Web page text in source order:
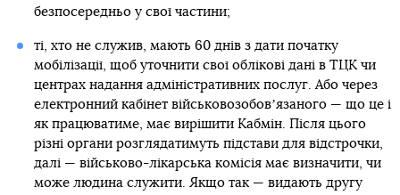
безпосередньо у свої частини;
ті, хто не служив, мають 60 днів з дати початку
мобілізації, щоб уточнити свої облікові дані в ТЦК чи
центрах надання адміністративних послуг. Або через
електронний кабінет військовозобовʼязаного — що це і
як працюватиме, має вирішити Кабмін. Після цього
різні органи розглядатимуть підстави для відстрочки,
далі — військово-лікарська комісія має визначити, чи
може людина служити. Якщо так — видають другу